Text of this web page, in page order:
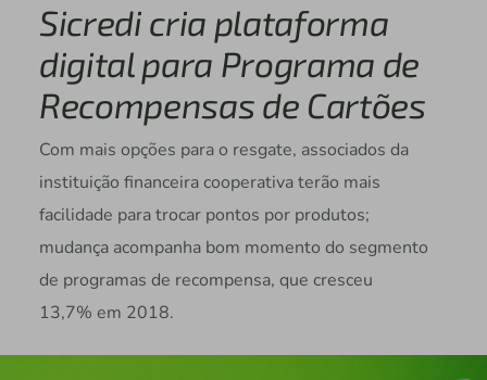
Sicredi cria plataforma
digital para Programa de
Recompensas de Cartões
Com mais opções para o resgate, associados da
instituição financeira cooperativa terão mais
facilidade para trocar pontos por produtos;
mudança acompanha bom momento do segmento
de programas de recompensa, que cresceu
13,7% em 2018.